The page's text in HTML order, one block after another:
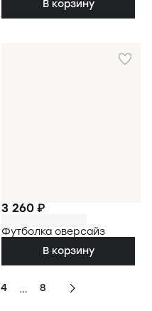
В корзину
3 260 ₽
Футболка оверсайз
В корзину
4 … 8